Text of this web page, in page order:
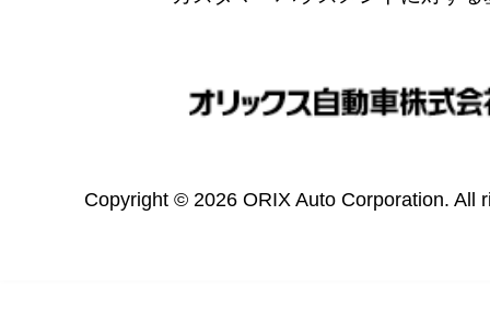
Copyright © 2026 ORIX Auto Corporation. All